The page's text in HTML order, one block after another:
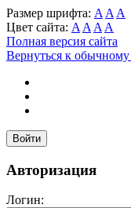
Размер шрифта: A A A
Цвет сайта: A A A A
Полная версия сайта
Вернуться к
Войти
Авторизация
Логин: